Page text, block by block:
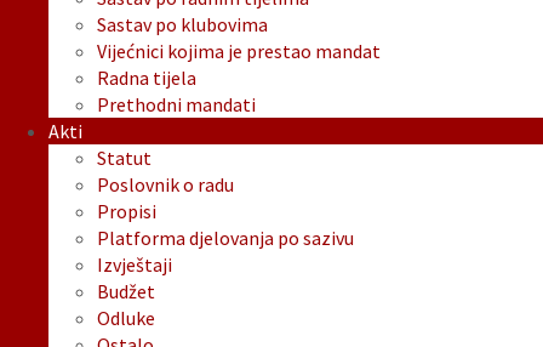
Sastav po klubovima
Vijećnici kojima je prestao mandat
Radna tijela
Prethodni mandati
Akti
Statut
Poslovnik o radu
Propisi
Platforma djelovanja po sazivu
Izvještaji
Budžet
Odluke